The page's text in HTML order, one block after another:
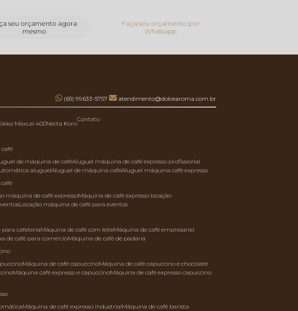
seu orçamento agora
mesmo
Faça seu orçamento por
Whatsapp
(65) 99633-5757 atendimento@dolcearoma.com.br
Kikko Max Lei 400 Necta Koro
Contato
de máquina de café aluguel máquina de café expresso profissional
aluguel aluguel de máquina café aluguel máquina café expresso
máquina de café expresso
máquina de café expresso locação
locação máquina de café para eventos
para cafeteria máquina de café com leite
máquina de café empresarial
de café para comércio
máquina de café de padaria
máquina de café capuccino
máquina de café capuccino e chocolate
máquina café expresso e capuccino
máquina de café expresso capuccino
máquina de café expresso industrial
máquina de café barista